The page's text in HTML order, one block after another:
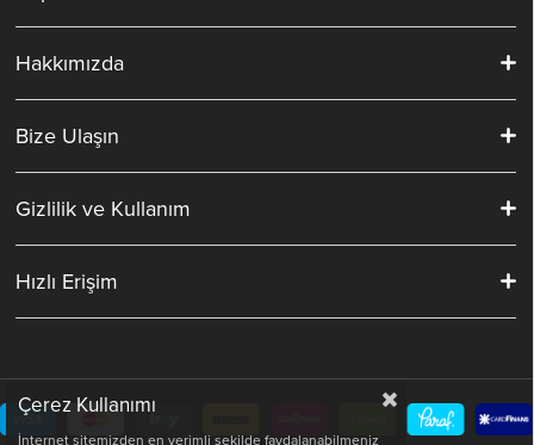
Hakkımızda
Bize Ulaşın
Gizlilik ve Kullanım
Hızlı Erişim
Çerez Kullanımı
İnternet sitemizden en verimli şekilde faydalanabilmeniz